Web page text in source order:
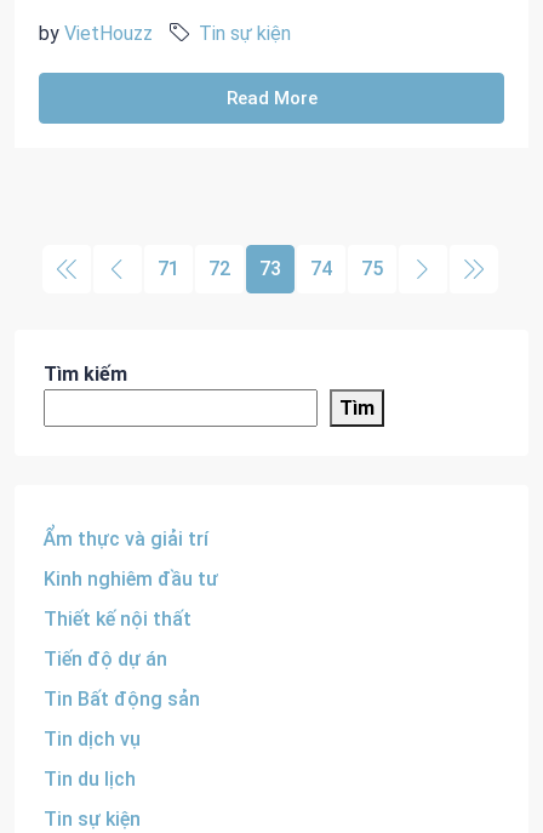
by VietHouzz Tin sự kiện
Read More
71 72 73 74 75
Tìm kiếm
Tìm
Ẩm thực và giải trí
Kinh nghiêm đầu tư
Thiết kế nội thất
Tiến độ dự án
Tin Bất động sản
Tin dịch vụ
Tin du lịch
Tin sự kiện